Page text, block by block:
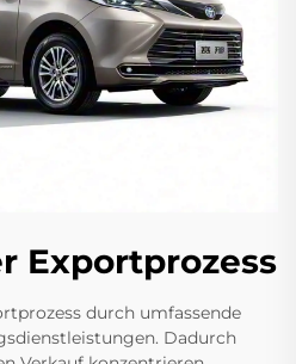
Exportprozess
durch umfassende
Dadurch